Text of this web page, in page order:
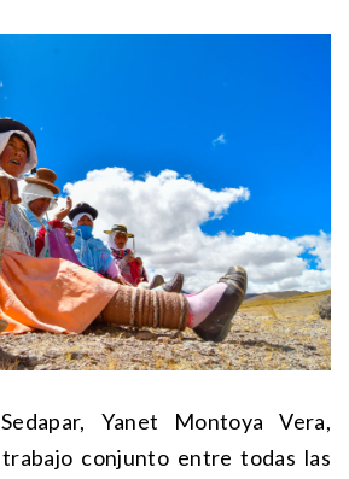
Yanet Montoya Vera,
conjunto entre todas las